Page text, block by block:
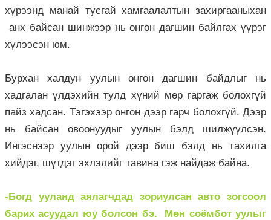
хүрээнд манай тусгай хамгаалалтын захиргааныхан
анх байсан шинжээр нь онгон дагшин байлгах үүрэг
хүлээсэн юм.
Бурхан халдун уулын онгон дагшин байдлыг нь
хадгалан үлдэхийн тулд хүний мөр гаргаж болохгүй
пайз хадсан. Тэгэхээр онгон дээр гарч болохгүй. Дээр
нь байсан овоонуудыг уулын бэлд шилжүүлсэн.
Ингэснээр уулын орой дээр биш бэлд нь тахилга
хийдэг, шүтдэг эхлэлийг тавина гэж найдаж байна.
-Богд ууланд аялагчдад зориулсан авто зогсоол
барих асуудал юу болсон бэ. Мөн соёмбот уулыг